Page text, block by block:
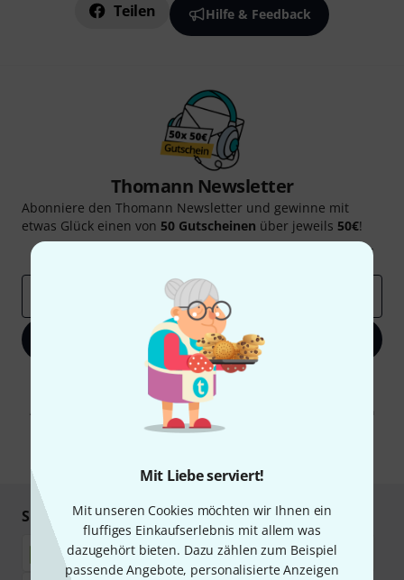
Mit Liebe serviert!
Mit unseren Cookies möchten wir Ihnen ein
fluffiges Einkaufserlebnis mit allem was
dazugehört bieten. Dazu zählen zum Beispiel
passende Angebote, personalisierte Anzeigen
Teilen Hilfe & Feedback
Thomann Newsletter
Abonniere den Thomann Newsletter und gewinne mit
etwas Glück einen von 50 Gutscheinen über jeweils 50€!
Thomann Insights
Jetzt anmelden
Mit Klick auf „Jetzt anmelden“ stimmen Sie dem Erhalt von E-Mail-
Werbung und einer Messung des E-Mail-Nutzungsverhaltens zu. Die
Abmeldung ist jederzeit möglich. Weitere Informationen finden Sie in
unserenDatenschutzhinweisen
Sicher einkaufen & bezahlen